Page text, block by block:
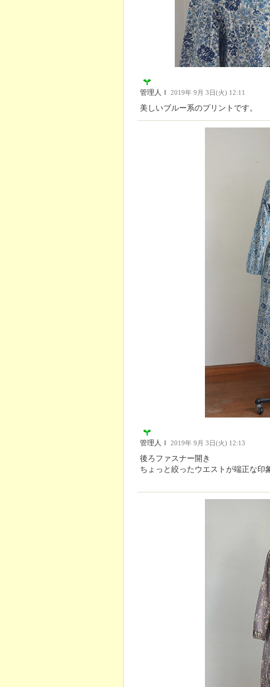
管理人Ｉ 2019年 9月 3日(火) 12:11
美しいブルー系のプリントです。
管理人Ｉ 2019年 9月 3日(火) 12:13
後ろファスナー開き
ちょっと絞ったウエストが端正な印